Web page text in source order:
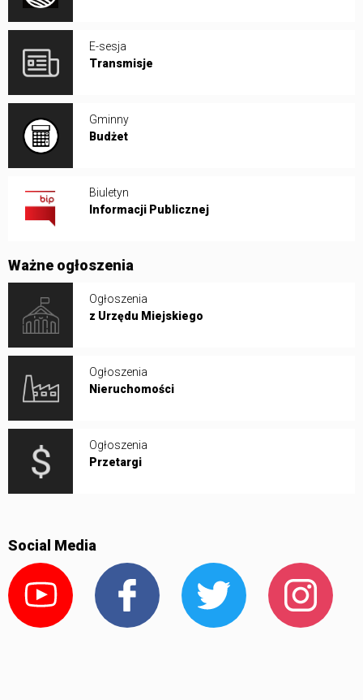
E-sesja
Transmisje
Gminny
Budżet
Biuletyn
Informacji Publicznej
Ważne ogłoszenia
Ogłoszenia
z Urzędu Miejskiego
Ogłoszenia
Nieruchomości
Ogłoszenia
Przetargi
Social Media